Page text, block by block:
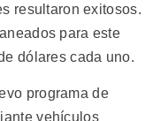
resultaron exitosos.
para este
dólares cada uno.
programa de
vehículos